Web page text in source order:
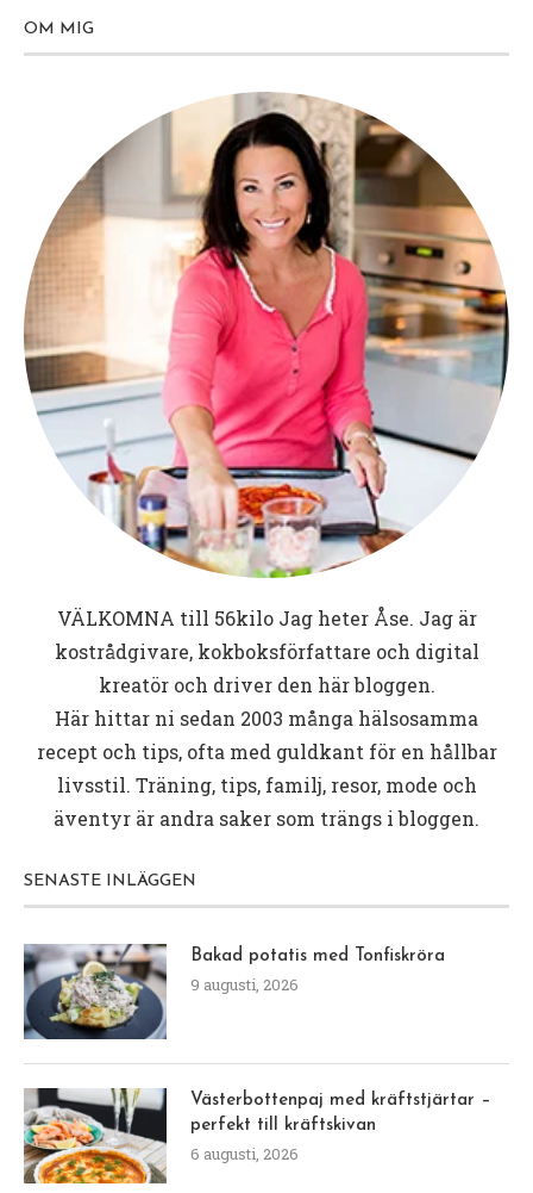
OM MIG
VÄLKOMNA till 56kiloJag heter Åse. Jag är
kostrådgivare, kokboksförfattare och digital
kreatör och driver den här bloggen.
Här hittar ni sedan 2003 många hälsosamma
recept och tips, ofta med guldkant för en hållbar
livsstil. Träning, tips, familj, resor, mode och
äventyr är andra saker som trängs i bloggen.
SENASTE INLÄGGEN
Bakad potatis med Tonfiskröra
9 augusti, 2026
Västerbottenpaj med kräftstjärtar –
perfekt till kräftskivan
6 augusti, 2026